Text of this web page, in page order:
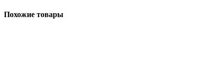
Похожие товары